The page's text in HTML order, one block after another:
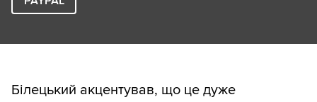
Білецький акцентував, що це дуже